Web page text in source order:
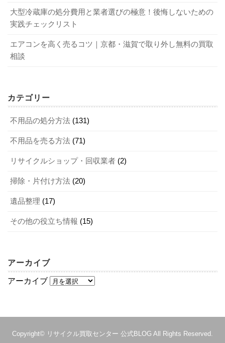
2-1．使用年数が短いもの
ソファの使用年数は査定に大きく影響します。使用年数が
長いソファは内部のスプリングやウレタンなどが劣化して
くありません。
中古品を購入する際は見た目を重視する人が多いため、目
立つ汚れや傷がないソファは買取対象になりやすいでしょ
えるものです。落ちない汚れが付着している場合や目立つ
場所に大きな傷がある場合は、買取を断られる可能性が高
2-3．人気ブランドのもの
取してもらえる可能性は十分にあるでしょう。カリモクや
す。ただし、素材が傷んだり変色したりする可能性もある
ため、洗剤などを使用する際は注意が必要になります。ま
た、カバーの取り外しが可能なタイプであれば洗濯をし、
消臭スプレーなどを活用して臭いを取り除いておくとよい
4-2．できるだけ早く売る
がるといわれているため、できるだけ早く買取に出すのが
おすすめです。処分を決めたらすぐ行動に移しましょう。
4-3．ほかの家具とセットで売る
ほかの家具をソファとセットで買取に出すと査定アップに
てみるとよいでしょう。
Q．ソファを粗大ゴミとして捨てる場合、費用はどのくらい
かかりますか？
A．サイズにもよりますが、400～1,800円前後の自治体が
多いでしょう。
A．複数の買取業者に無料見積もりを依頼して比較するとよ
いでしょう。大まかな買取相場が分かるはずです。
A．業者の所在地を明らかにしていない・見積書や領収書の
発行を拒む・無料見積もりを受け付けていないなどの特徴
いですか？
A．出品価格を自分で設定できるため、うまくいけば買取業
おすすめできないケースもあります。
関連記事
大型冷蔵庫の処分費用と業者選びの極意！後悔しないための
実践チェックリスト
エアコンを高く売るコツ｜京都・滋賀で取り外し無料の買取
相談
カテゴリー
不用品の処分方法 (131)
不用品を売る方法 (71)
リサイクルショップ・回収業者 (2)
掃除・片付け方法 (20)
遺品整理 (17)
その他の役立ち情報 (15)
アーカイブ
アーカイブ
Copyright© リサイクル買取センター 公式BLOG All Rights Reserved.